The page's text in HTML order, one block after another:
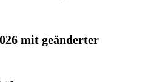
mit geänderter